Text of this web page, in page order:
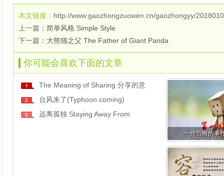
本文链接： http://www.gaozhongzuowen.cn/gaozhongyy/
上一篇： 简单风格 Simple Style
下一篇： 大熊猫之父 The Father of Giant Panda
你可能会喜欢下面的文章
The Meaning of Sharing 分享的意
台风来了(Typhoon coming)
远离孤独 Staying Away From
一件后悔的事